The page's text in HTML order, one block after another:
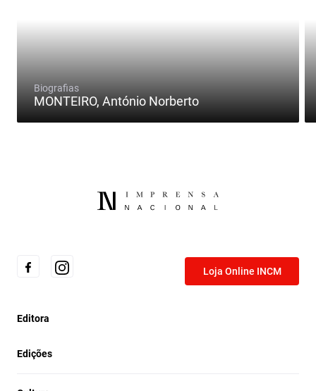
Biografias
MONTEIRO, António Norberto
Loja Online INCM
Editora
Edições